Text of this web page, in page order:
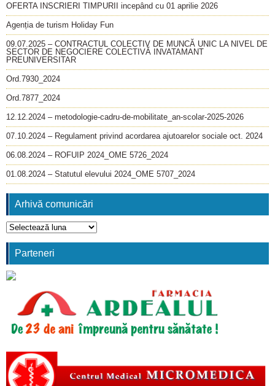
OFERTA INSCRIERI TIMPURII incepând cu 01 aprilie 2026
Agenția de turism Holiday Fun
09.07.2025 – CONTRACTUL COLECTIV DE MUNCĂ UNIC LA NIVEL DE
SECTOR DE NEGOCIERE COLECTIVĂ INVATAMANT
PREUNIVERSITAR
Ord.7930_2024
Ord.7877_2024
12.12.2024 – metodologie-cadru-de-mobilitate_an-scolar-2025-2026
07.10.2024 – Regulament privind acordarea ajutoarelor sociale oct. 2024
06.08.2024 – ROFUIP 2024_OME 5726_2024
01.08.2024 – Statutul elevului 2024_OME 5707_2024
Arhivă comunicări
Arhivă
comunicări
Parteneri